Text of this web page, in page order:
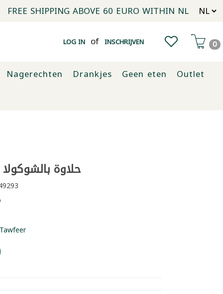
FREE SHIPPING ABOVE 60 EURO WITHIN NL
LOG IN of INSCHRIJVEN 0
Nagerechten Drankjes Geen eten
Outlet
حلاوة بالشوكولا
Tawfeer